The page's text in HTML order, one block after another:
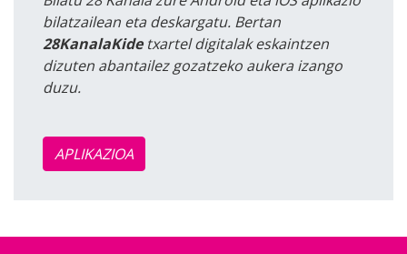
bilatzailean eta deskargatu. Bertan
28KanalaKidetxartel digitalak eskaintzen
dizuten abantailez gozatzeko aukera izango
duzu.
APLIKAZIOA